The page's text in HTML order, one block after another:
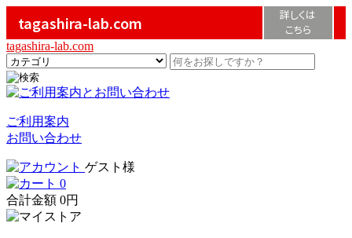
tagashira-lab.com
詳しくは
こちら
tagashira-lab.com
ご利用案内
お問い合わせ
ゲスト様
0
合計金額 0円